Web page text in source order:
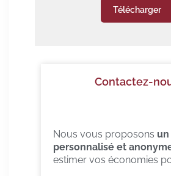
Télécharger
Contactez-
Nous vous proposons
personnalisé et
estimer vos économies